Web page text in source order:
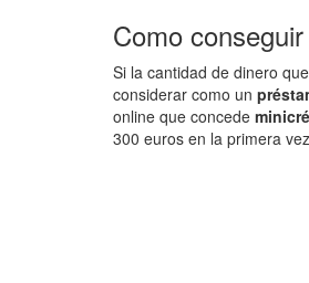
Como
Si la cantidad de dinero
considerar como un
online que concede
300 euros en la primera